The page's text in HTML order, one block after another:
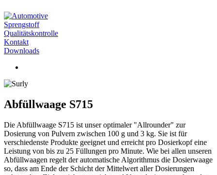
Sprengstoff
Qualitätskontrolle
Kontakt
Downloads
Abfüllwaage S715
Die Abfüllwaage S715 ist unser optimaler "Allrounder" zur
Dosierung von Pulvern zwischen 100 g und 3 kg. Sie ist für
verschiedenste Produkte geeignet und erreicht pro Dosierkopf eine
Leistung von bis zu 25 Füllungen pro Minute. Wie bei allen unseren
Abfüllwaagen regelt der automatische Algorithmus die Dosierwaage
so, dass am Ende der Schicht der Mittelwert aller Dosierungen